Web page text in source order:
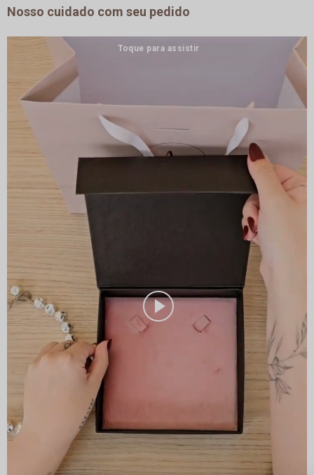
Nosso cuidado com seu pedido